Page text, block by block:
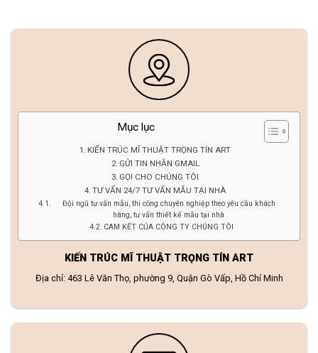
Mục lục
KIẾN TRÚC MĨ THUẬT TRỌNG TÍN ART
GỬI TIN NHẮN GMAIL
GỌI CHO CHÚNG TÔI
TƯ VẤN 24/7 TƯ VẤN MẪU TẠI NHÀ
Đội ngũ tư vấn mẫu, thi công chuyên nghiệp theo yêu cầu khách
hàng, tư vấn thiết kế mẫu tại nhà
CAM KẾT CỦA CÔNG TY CHÚNG TÔI
KIẾN TRÚC MĨ THUẬT TRỌNG TÍN ART
Địa chỉ: 463 Lê Văn Thọ, phường 9, Quận Gò Vấp, Hồ Chí Minh